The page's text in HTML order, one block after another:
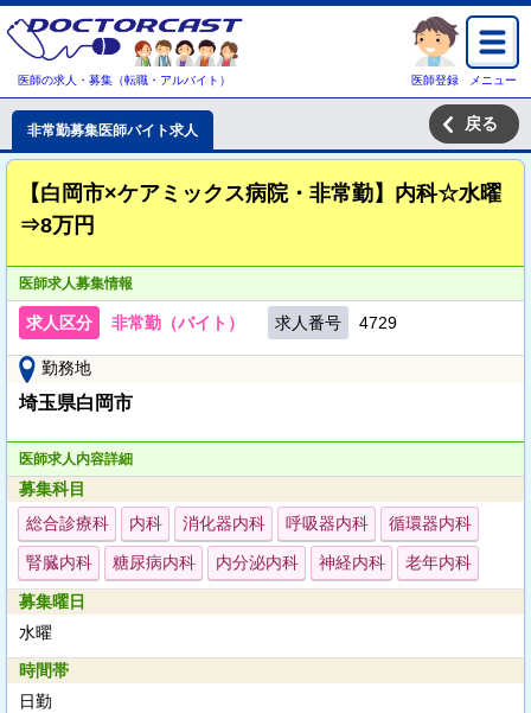
医師の求人・募集（転職・アルバイト） 医師登録 メニュー
非常勤募集医師バイト求人 戻る
【白岡市×ケアミックス病院・非常勤】内科☆水曜
⇒8万円
医師求人募集情報
求人区分 非常勤（バイト） 求人番号 4729
勤務地
埼玉県白岡市
医師求人内容詳細
募集科目
総合診療科
内科 消化器内科 呼吸器内科 循環器内科
腎臓内科 糖尿病内科 内分泌内科 神経内科 老年内科
募集曜日
水曜
時間帯
日勤